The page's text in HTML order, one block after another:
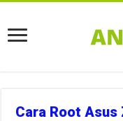
Cara Root Asus